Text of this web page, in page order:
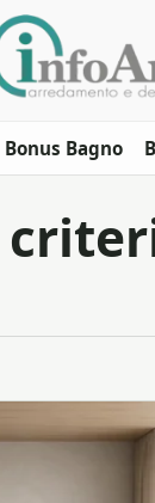
Bonus Bagno